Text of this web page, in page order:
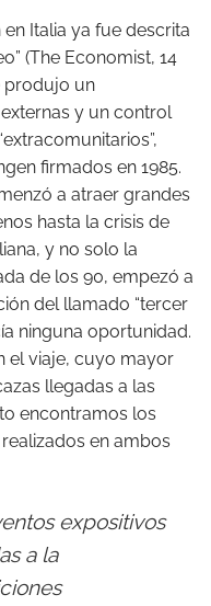
Italia ya fue descrita
(The Economist, 14
produjo un
y un control
firmados en 1985.
a atraer grandes
hasta la crisis de
y no solo la
de los 90, empezó a
del llamado “tercer
ninguna oportunidad.
el viaje, cuyo mayor
llegadas a las
encontramos los
en ambos
expositivos
a la